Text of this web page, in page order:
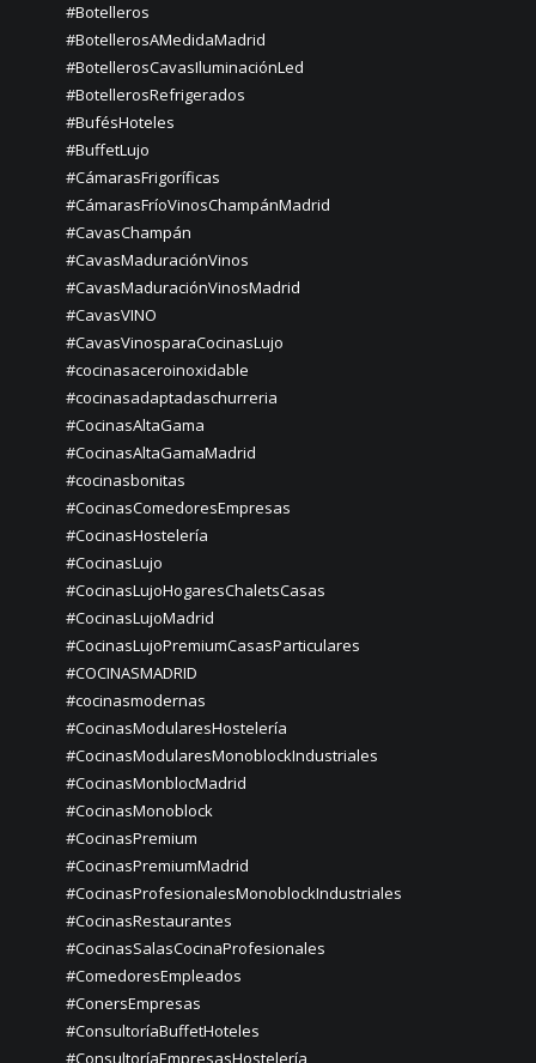
#Botelleros
#BotellerosAMedidaMadrid
#BotellerosCavasIluminaciónLed
#BotellerosRefrigerados
#BufésHoteles
#BuffetLujo
#CámarasFrigoríficas
#CámarasFríoVinosChampánMadrid
#CavasChampán
#CavasMaduraciónVinos
#CavasMaduraciónVinosMadrid
#CavasVINO
#CavasVinosparaCocinasLujo
#cocinasaceroinoxidable
#cocinasadaptadaschurreria
#CocinasAltaGama
#CocinasAltaGamaMadrid
#cocinasbonitas
#CocinasComedoresEmpresas
#CocinasHostelería
#CocinasLujo
#CocinasLujoHogaresChaletsCasas
#CocinasLujoMadrid
#CocinasLujoPremiumCasasParticulares
#COCINASMADRID
#cocinasmodernas
#CocinasModularesHostelería
#CocinasModularesMonoblockIndustriales
#CocinasMonblocMadrid
#CocinasMonoblock
#CocinasPremium
#CocinasPremiumMadrid
#CocinasProfesionalesMonoblockIndustriales
#CocinasRestaurantes
#CocinasSalasCocinaProfesionales
#ComedoresEmpleados
#ConersEmpresas
#ConsultoríaBuffetHoteles
#ConsultoríaEmpresasHostelería